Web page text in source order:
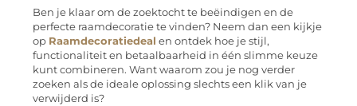
Ben je klaar om de zoektocht te beëindigen en de
perfecte raamdecoratie te vinden? Neem dan een kijkje
op Raamdecoratiedeal en ontdek hoe je stijl,
functionaliteit en betaalbaarheid in één slimme keuze
kunt combineren. Want waarom zou je nog verder
zoeken als de ideale oplossing slechts een klik van je
verwijderd is?